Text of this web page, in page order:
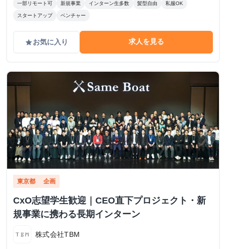
一部リモート可 新規事業 インターン生多数 髪型自由 私服OK
スタートアップ ベンチャー
gradeお気に入り 求人を見る
東京都 企画
CxO志望学生歓迎｜CEO直下プロジェクト・新
規事業に携わる長期インターン
株式会社TBM